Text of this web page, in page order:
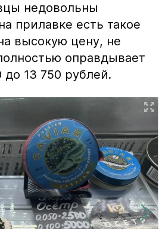
недовольны
прилавке есть такое
высокую цену, не
оправдывает
до 13 750 рублей.